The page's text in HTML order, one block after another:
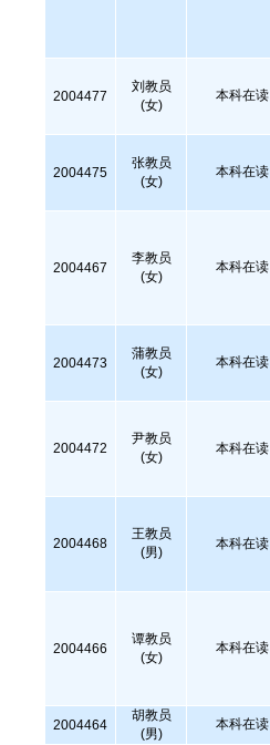
2004477
刘教员
(女)
本科在读
2004475
张教员
(女)
本科在读
2004467
李教员
(女)
本科在读
2004473
蒲教员
(女)
本科在读
2004472
尹教员
(女)
本科在读
2004468
王教员
(男)
本科在读
2004466
谭教员
(女)
本科在读
2004464
胡教员
(男)
本科在读